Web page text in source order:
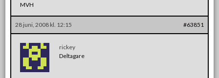
MVH
28 juni, 2008 kl. 12:15 #63851
rickey
Deltagare